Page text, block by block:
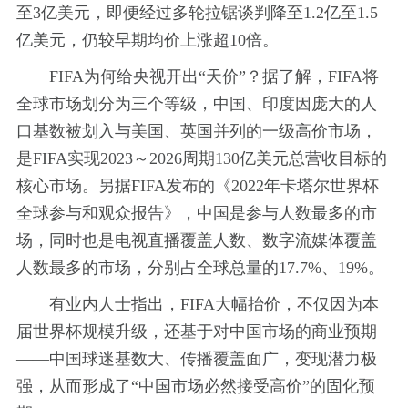
至3亿美元，即便经过多轮拉锯谈判降至1.2亿至1.5
亿美元，仍较早期均价上涨超10倍。
FIFA为何给央视开出“天价”？据了解，FIFA将
全球市场划分为三个等级，中国、印度因庞大的人
口基数被划入与美国、英国并列的一级高价市场，
是FIFA实现2023～2026周期130亿美元总营收目标的
核心市场。另据FIFA发布的《2022年卡塔尔世界杯
全球参与和观众报告》，中国是参与人数最多的市
场，同时也是电视直播覆盖人数、数字流媒体覆盖
人数最多的市场，分别占全球总量的17.7%、19%。
有业内人士指出，FIFA大幅抬价，不仅因为本
届世界杯规模升级，还基于对中国市场的商业预期
——中国球迷基数大、传播覆盖面广，变现潜力极
强，从而形成了“中国市场必然接受高价”的固化预